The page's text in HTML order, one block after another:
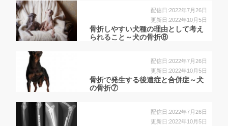
配信日:2022年7月26日
更新日:2022年10月5日
骨折しやすい犬種の理由として考え
られること～犬の骨折⑧
配信日:2022年7月26日
更新日:2022年10月5日
⾻折で発⽣する後遺症と合併症～犬
の骨折⑦
配信日:2022年7月26日
更新日:2022年10月5日